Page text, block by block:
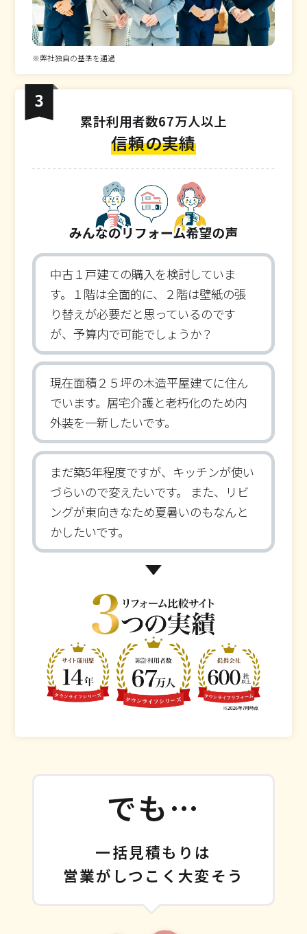
※弊社独自の基準を通過
累計利用者数67万人以上
信頼の実績
中古１戸建ての購入を検討していま
す。１階は全面的に、２階は壁紙の張
り替えが必要だと思っているのです
が、予算内で可能でしょうか？
現在面積２５坪の木造平屋建てに住ん
でいます。居宅介護と老朽化のため内
外装を一新したいです。
まだ築5年程度ですが、キッチンが使い
づらいので変えたいです。 また、リビ
ングが東向きなため夏暑いのもなんと
かしたいです。
でも…
一括見積もりは
営業がしつこく大変そう